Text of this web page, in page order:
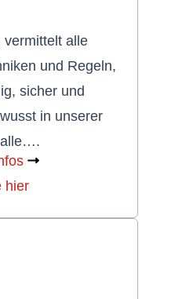
vermittelt alle
und Regeln,
sicher und
in unserer
hier